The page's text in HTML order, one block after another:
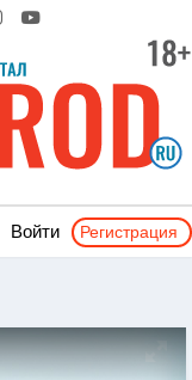
Войти Регистрация